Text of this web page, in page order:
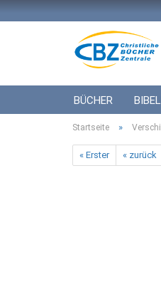
BÜCHER
ICF BÜCHER
Startseite »
« Erster « zurück